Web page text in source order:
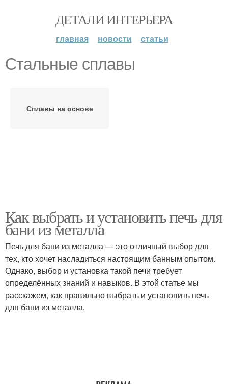
ДЕТАЛИ ИНТЕРЬЕРА
главная новости статьи
Стальные сплавы
Сплавы на основе
Как выбрать и установить печь для
бани из металла
Печь для бани из металла — это отличный выбор для
тех, кто хочет насладиться настоящим банным опытом.
Однако, выбор и установка такой печи требует
определённых знаний и навыков. В этой статье мы
расскажем, как правильно выбрать и установить печь
для бани из металла.